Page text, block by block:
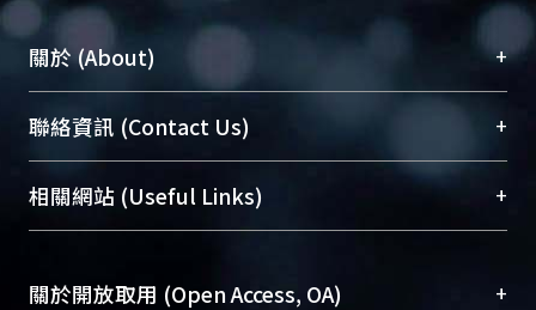
關於 (About) +
臺大位居世界頂尖大學之列，為永久珍藏及向國際
展現本校豐碩的研究成果及學術能量，圖書館整合
機構典藏（NTUR）與學術庫（AH）不同功能平
台，成為臺大學術典藏NTU scholars。期能整合研
成果。
聯絡資訊 (Contact Us) +
總館學科館員(Main Library)
醫學圖書館學科館員(Medical Library)
Sciences Library)
相關網站 (Useful Links) +
關於開放取用 (Open Access, OA) +